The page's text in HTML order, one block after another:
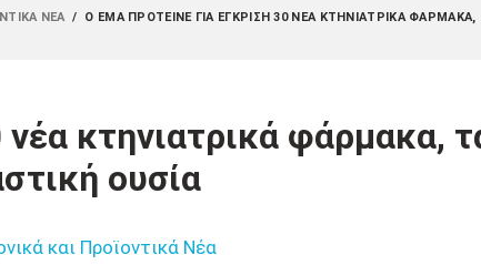
ΝΈΑ / Ο ΕΜΑ ΠΡΌΤΕΙΝΕ ΓΙΑ ΈΓΚΡΙΣΗ 30 ΝΈΑ ΚΤΗΝΙΑΤΡΙΚΆ
κτηνιατρικά φάρμακα,
ουσία
και Προϊοντικά Νέα